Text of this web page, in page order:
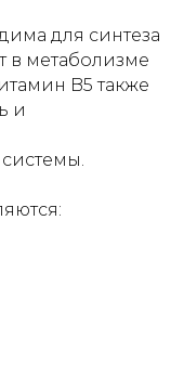
для синтеза
в метаболизме
B5 также
и